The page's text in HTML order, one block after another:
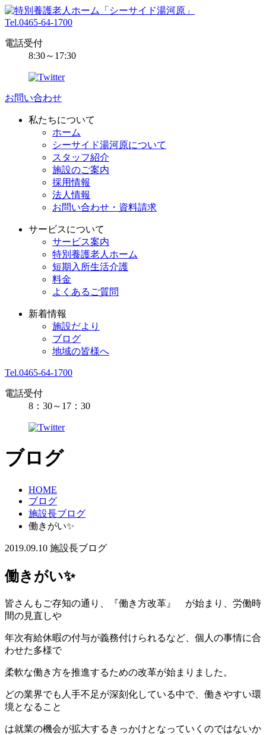
Tel.0465-64-1700
電話受付
8:30～17:30
お問い合わせ
私たちについて
ホーム
シーサイド湯河原について
スタッフ紹介
施設のご案内
採用情報
法人情報
お問い合わせ・資料請求
サービスについて
サービス案内
特別養護老人ホーム
短期入所生活介護
料金
よくあるご質問
新着情報
施設だより
ブログ
地域の皆様へ
Tel.0465-64-1700
電話受付
8：30～17：30
ブログ
HOME
ブログ
施設長ブログ
働きがい✨
2019.09.10 施設長ブログ
働きがい✨
皆さんもご存知の通り、『働き方改革』 が始まり、労働時
間の見直しや
年次有給休暇の付与が義務付けられるなど、個人の事情に合
わせた多様で
柔軟な働き方を推進するための改革が始まりました。
どの業界でも人手不足が深刻化している中で、働きやすい環
境となること
は就業の機会が拡大するきっかけとなっていくのではないか